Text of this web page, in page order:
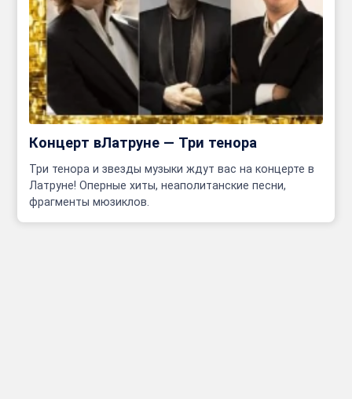
Концерт вЛатруне — Три тенора
Три тенора и звезды музыки ждут вас на концерте в
Латруне! Оперные хиты, неаполитанские песни,
фрагменты мюзиклов.